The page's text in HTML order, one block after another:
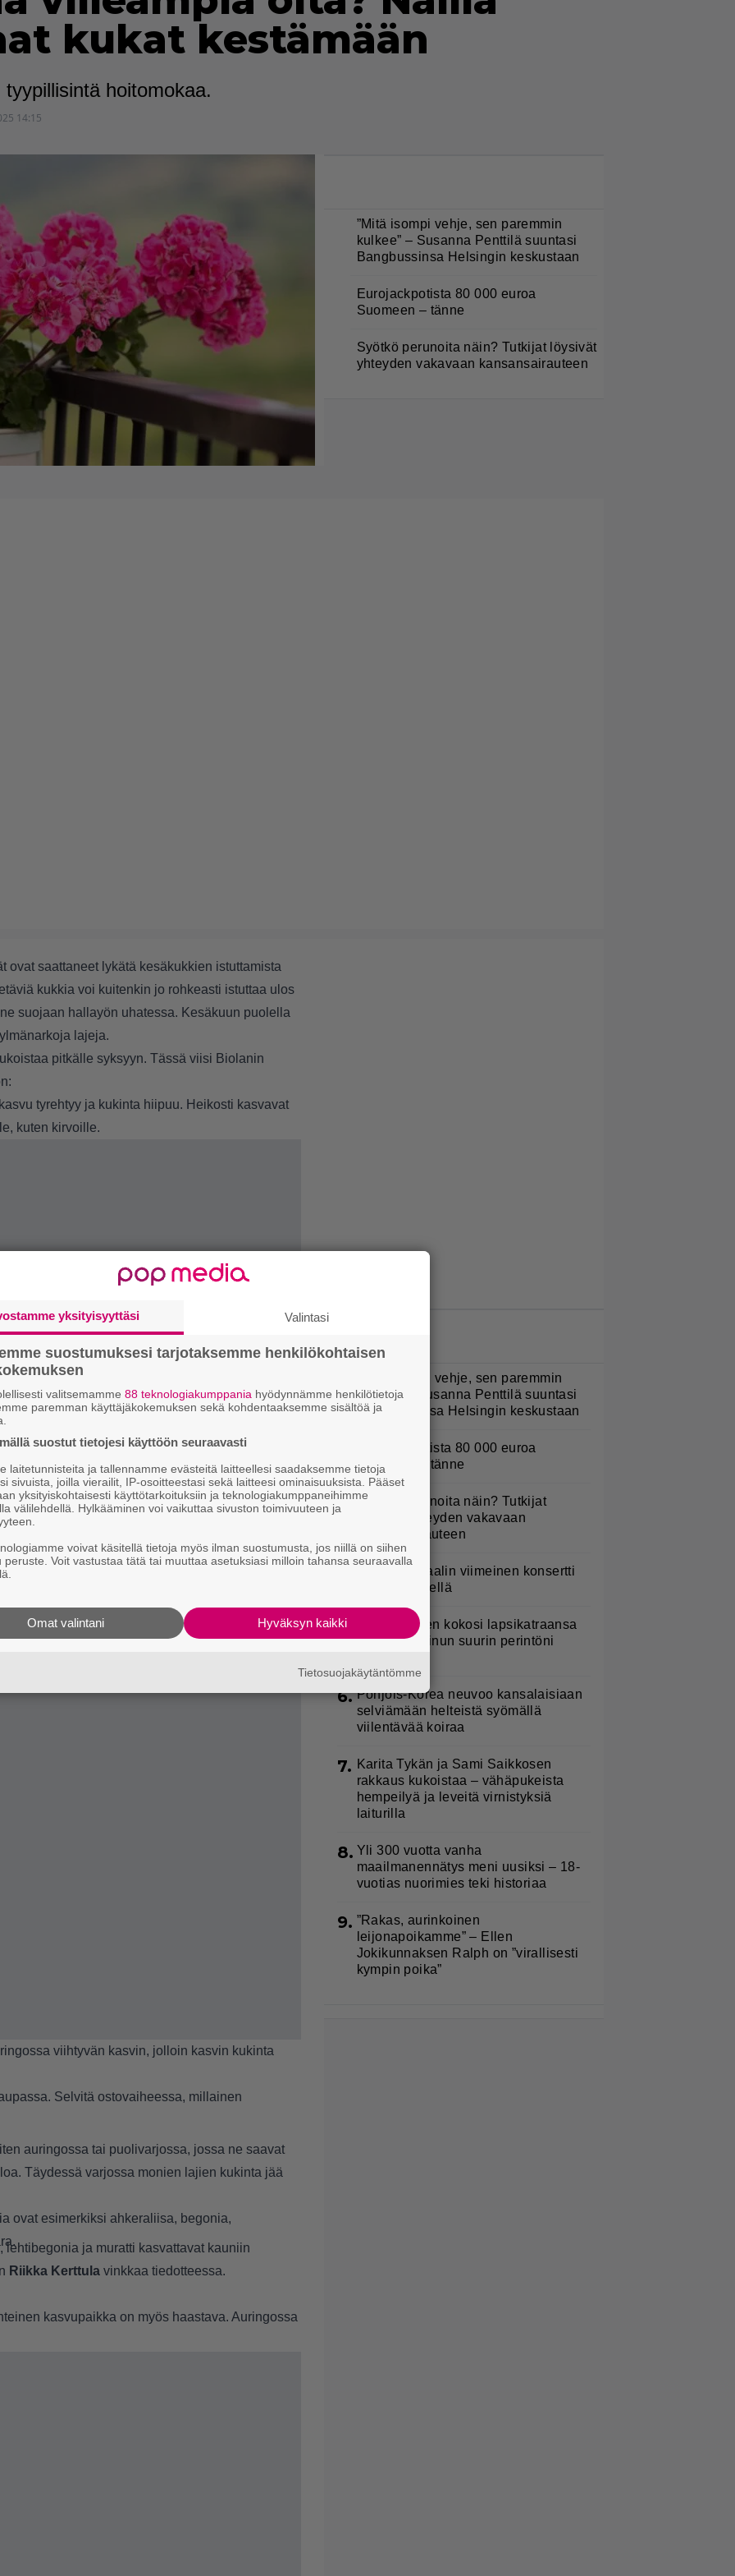
kukat kestämään
hoitomokaa.
14:15
”Mitä isompi vehje, sen paremmin
kulkee” – Susanna Penttilä suuntasi
Bangbussinsa Helsingin keskustaan
Eurojackpotista 80 000 euroa
Suomeen – tänne
Syötkö perunoita näin? Tutkijat löysivät
yhteyden vakavaan kansansairauteen
ovat saattaneet lykätä kesäkukkien istuttamista
kukkia voi kuitenkin jo rohkeasti istuttaa ulos
suojaan hallayön uhatessa. Kesäkuun puolella
lajeja.
pitkälle syksyyn. Tässä viisi Biolanin
tyrehtyy ja kukinta hiipuu. Heikosti kasvavat
kuten kirvoille.
kasvualusta. Pieni ruukku ja turvepitoinen multa
etenkin paahteisessa auringossa.
hellesällä. Suljetussa tilassa parvekkeen
kuumassa.
viihtyvän kasvin, jolloin lehdet palavat vaaleiksi
viihtyvän kasvin, jolloin kasvin kukinta
Selvitä ostovaiheessa, millainen
auringossa tai puolivarjossa, jossa ne saavat
Täydessä varjossa monien lajien kukinta jää
ovat esimerkiksi ahkeraliisa, begonia,
ja muratti kasvattavat kauniin
Riikka Kerttula vinkkaa tiedotteessa.
kasvupaikka on myös haastava. Auringossa
”Mitä isompi vehje, sen paremmin
kulkee” – Susanna Penttilä suuntasi
Bangbussinsa Helsingin keskustaan
Eurojackpotista 80 000 euroa
Suomeen – tänne
3. Syötkö perunoita näin? Tutkijat
löysivät yhteyden vakavaan
kansansairauteen
Eppu Normaalin viimeinen konsertti
esitetään Ylellä
5.
Jani Sievinen kokosi lapsikatraansa
yhteen – ”Minun suurin perintöni
6. Pohjois-Korea neuvoo kansalaisiaan
selviämään helteistä syömällä
viilentävää koiraa
7. Karita Tykän ja Sami Saikkosen
rakkaus kukoistaa – vähäpukeista
hempeilyä ja leveitä virnistyksiä
laiturilla
8. Yli 300 vuotta vanha
maailmanennätys meni uusiksi – 18-
vuotias nuorimies teki historiaa
9. ”Rakas, aurinkoinen
leijonapoikamme” – Ellen
Jokikunnaksen Ralph on ”virallisesti
kympin poika”
yksityisyyttäsi Valintasi
suostumuksesi tarjotaksemme henkilökohtaisen
valitsemamme 88 teknologiakumppania hyödynnämme henkilötietoja
paremman käyttäjäkokemuksen sekä kohdentaaksemme sisältöä ja
suostut tietojesi käyttöön seuraavasti
laitetunnisteita ja tallennamme evästeitä laitteellesi saadaksemme tietoja
sivuista, joilla vierailit, IP-osoitteestasi sekä laitteesi ominaisuuksista. Pääset
yksityiskohtaisesti käyttötarkoituksiin ja teknologiakumppaneihimme
välilehdellä. Hylkääminen voi vaikuttaa sivuston toimivuuteen ja
voivat käsitellä tietoja myös ilman suostumusta, jos niillä on siihen
peruste. Voit vastustaa tätä tai muuttaa asetuksiasi milloin tahansa seuraavalla
Hyväksyn kaikki
Omat valintani
Tietosuojakäytäntömme